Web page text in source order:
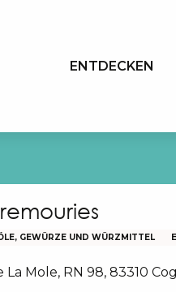
ENTDECKEN
GEWÜRZE UND WÜRZMITTEL
La Mole, RN 98, 83310